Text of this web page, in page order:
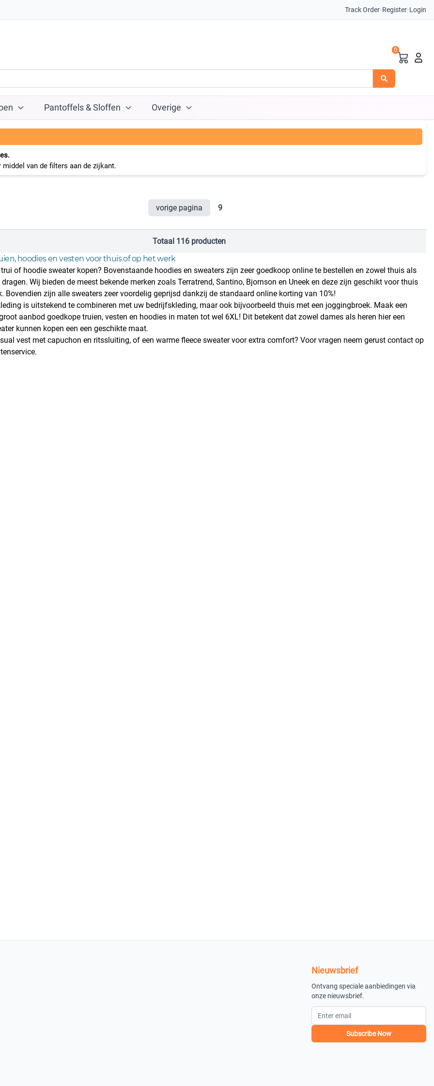
Track Order•Register•Login
0
Pantoffels & Sloffen Overige
van de filters aan de zijkant.
vorige pagina 9
Totaal 116 producten
hoodies en vesten voor thuis of op het werk
of hoodie sweater kopen? Bovenstaande hoodies en sweaters zijn zeer goedkoop online te bestellen en zowel thuis als
Wij bieden de meest bekende merken zoals Terratrend, Santino, Bjornson en Uneek en deze zijn geschikt voor thuis
Bovendien zijn alle sweaters zeer voordelig geprijsd dankzij de standaard online korting van 10%!
is uitstekend te combineren met uw bedrijfskleding, maar ook bijvoorbeeld thuis met een joggingbroek. Maak een
aanbod goedkope truien, vesten en hoodies in maten tot wel 6XL! Dit betekent dat zowel dames als heren hier een
kunnen kopen een een geschikte maat.
vest met capuchon en ritssluiting, of een warme fleece sweater voor extra comfort? Voor vragen neem gerust contact op
.
Nieuwsbrief
Ontvang speciale aanbiedingen via
onze nieuwsbrief.
Subscribe Now